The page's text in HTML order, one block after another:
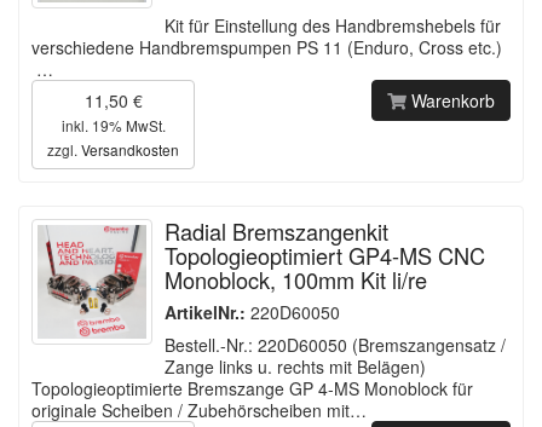
Kit für Einstellung des Handbremshebels für
verschiedene Handbremspumpen PS 11 (Enduro, Cross etc.)
…
11,50 €
inkl. 19% MwSt.
zzgl. Versandkosten
Warenkorb
Radial Bremszangenkit
Topologieoptimiert GP4-MS CNC
Monoblock, 100mm Kit li/re
ArtikelNr.: 220D60050
Bestell.-Nr.: 220D60050 (Bremszangensatz /
Zange links u. rechts mit Belägen)
Topologieoptimierte Bremszange GP 4-MS Monoblock für
originale Scheiben / Zubehörscheiben mit…